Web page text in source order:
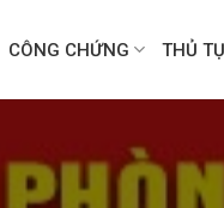
CÔNG CHỨNG THỦ